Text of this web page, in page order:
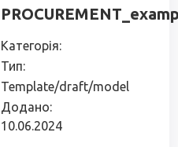
Категорія:
Тип:
Template/draft/model
Додано:
10.06.2024